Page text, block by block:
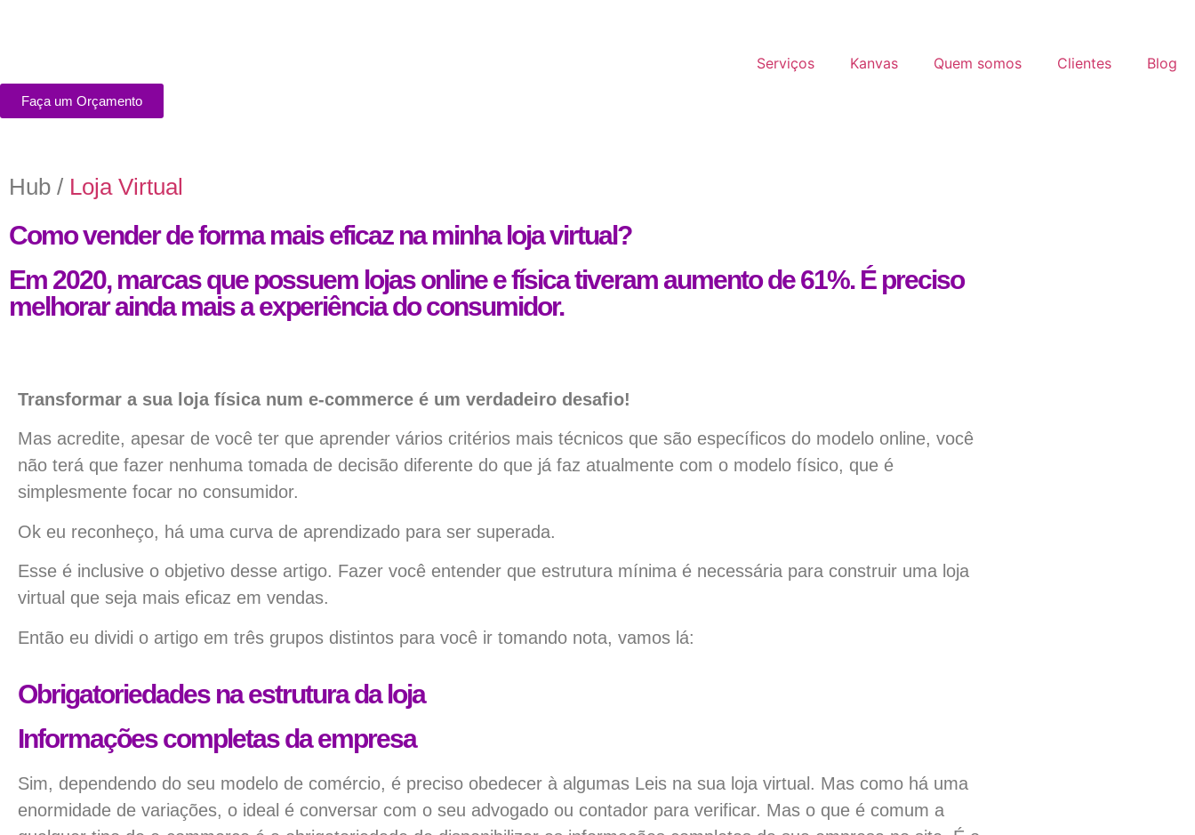
Serviços Kanvas Quem somos Clientes Blog
Faça um Orçamento
Hub / Loja Virtual
Como vender de forma mais eficaz na minha loja virtual?
Em 2020, marcas que possuem lojas online e física tiveram aumento de 61%. É preciso
melhorar ainda mais a experiência do consumidor.
Transformar a sua loja física num e-commerce é um verdadeiro desafio!
Mas acredite, apesar de você ter que aprender vários critérios mais técnicos que são específicos do modelo online, você
não terá que fazer nenhuma tomada de decisão diferente do que já faz atualmente com o modelo físico, que é
simplesmente focar no consumidor.
Ok eu reconheço, há uma curva de aprendizado para ser superada.
Esse é inclusive o objetivo desse artigo. Fazer você entender que estrutura mínima é necessária para construir uma loja
virtual que seja mais eficaz em vendas.
Então eu dividi o artigo em três grupos distintos para você ir tomando nota, vamos lá:
Obrigatoriedades na estrutura da loja
Informações completas da empresa
Sim, dependendo do seu modelo de comércio, é preciso obedecer à algumas Leis na sua loja virtual. Mas como há uma
enormidade de variações, o ideal é conversar com o seu advogado ou contador para verificar. Mas o que é comum a